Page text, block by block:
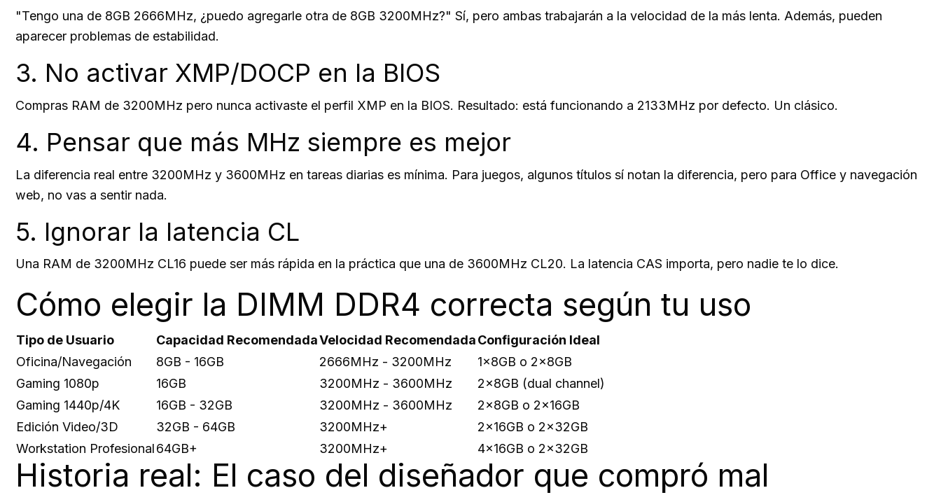
"Tengo una de 8GB 2666MHz, ¿puedo agregarle otra de 8GB 3200MHz?" Sí, pero ambas trabajarán a la velocidad de la más lenta. Además, pueden
aparecer problemas de estabilidad.
3. No activar XMP/DOCP en la BIOS
Compras RAM de 3200MHz pero nunca activaste el perfil XMP en la BIOS. Resultado: está funcionando a 2133MHz por defecto. Un clásico.
4. Pensar que más MHz siempre es mejor
La diferencia real entre 3200MHz y 3600MHz en tareas diarias es mínima. Para juegos, algunos títulos sí notan la diferencia, pero para Office y navegación
web, no vas a sentir nada.
5. Ignorar la latencia CL
Una RAM de 3200MHz CL16 puede ser más rápida en la práctica que una de 3600MHz CL20. La latencia CAS importa, pero nadie te lo dice.
Cómo elegir la DIMM DDR4 correcta según tu uso
Tipo de Usuario Capacidad RecomendadaVelocidad RecomendadaConfiguración Ideal
Oficina/Navegación
8GB - 16GB 2666MHz - 3200MHz
1x8GB o 2x8GB
Gaming 1080p
16GB 3200MHz - 3600MHz
2x8GB (dual channel)
Gaming 1440p/4K
16GB - 32GB 3200MHz - 3600MHz
2x8GB o 2x16GB
Edición Video/3D
32GB - 64GB 3200MHz+
2x16GB o 2x32GB
Workstation Profesional64GB+ 3200MHz+ 4x16GB o 2x32GB
Historia real: El caso del diseñador que compró mal